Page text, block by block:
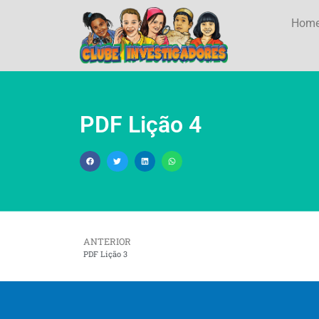
PDF Lição 4
ANTERIOR
PDF Lição 3